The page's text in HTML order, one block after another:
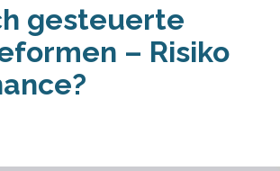
gesteuerte
– Risiko